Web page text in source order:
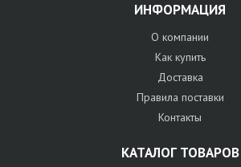
ИНФОРМАЦИЯ
О компании
Как купить
Доставка
Правила поставки
Контакты
КАТАЛОГ ТОВАРОВ